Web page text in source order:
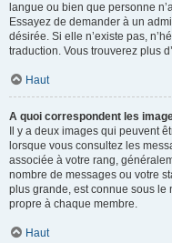
langue ou bien que personne
Essayez de demander à un
désirée. Si elle n’existe pas,
traduction. Vous trouverez plus
Haut
A quoi correspondent les
Il y a deux images qui peuvent
lorsque vous consultez les
associée à votre rang,
nombre de messages ou votre
plus grande, est connue sous le
propre à chaque membre.
Haut